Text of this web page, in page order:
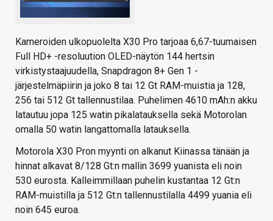
Kameroiden ulkopuolelta X30 Pro tarjoaa 6,67-tuumaisen
Full HD+ -resoluution OLED-näytön 144 hertsin
virkistystaajuudella, Snapdragon 8+ Gen 1 -
järjestelmäpiirin ja joko 8 tai 12 Gt RAM-muistia ja 128,
256 tai 512 Gt tallennustilaa. Puhelimen 4610 mAh:n akku
latautuu jopa 125 watin pikalatauksella sekä Motorolan
omalla 50 watin langattomalla latauksella.
Motorola X30 Pron myynti on alkanut Kiinassa tänään ja
hinnat alkavat 8/128 Gt:n mallin 3699 yuanista eli noin
530 eurosta. Kalleimmillaan puhelin kustantaa 12 Gt:n
RAM-muistilla ja 512 Gt:n tallennustilalla 4499 yuania eli
noin 645 euroa.